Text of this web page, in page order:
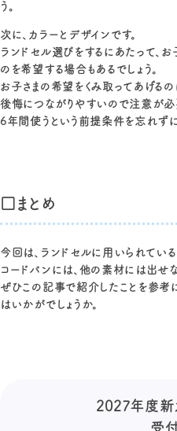
う。
次に、カラーとデザインです。
ランドセル選びをするにあたって、
のを希望する場合もあるでしょう。
お子さまの希望をくみ取ってあげる
後悔につながりやすいので注意が必
6年間使うという前提条件を忘れずに
□まとめ
今回は、ランドセルに用いられてい
コードバンには、他の素材には出せな
ぜひこの記事で紹介したことを参考
はいかがでしょうか。
2027年度新
受